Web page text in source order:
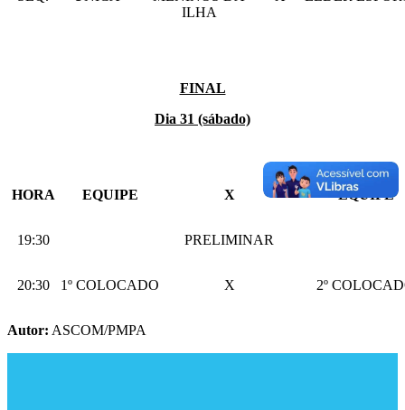
ILHA
FINAL
Dia 31 (sábado)
HORA EQUIPE X EQUIPE
19:30 PRELIMINAR
20:30 1º COLOCADO X 2º
Autor: ASCOM/PMPA